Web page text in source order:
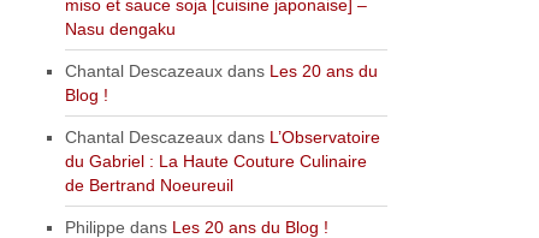
miso et sauce soja [cuisine japonaise] –
Nasu dengaku
Chantal Descazeaux dans Les 20 ans du
Blog !
Chantal Descazeaux dans L’Observatoire
du Gabriel : La Haute Couture Culinaire
de Bertrand Noeureuil
Philippe dans Les 20 ans du Blog !